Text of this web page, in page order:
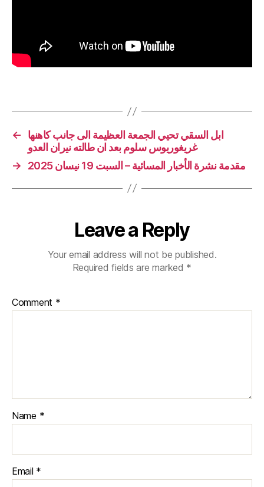
←
ابل السقي تحيي الجمعة العظيمة الى جانب كاهنها
غريغوريوس سلوم بعد ان طالته نيران العدو
→
مقدمة نشرة الأخبار المسائية – السبت 19 نيسان 2025
Leave a Reply
Your email address will not be published.
Required fields are marked *
Comment *
Name *
Email *